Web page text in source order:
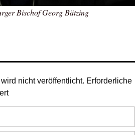
Bischof Georg Bätzing
nicht veröffentlicht. Erforderliche